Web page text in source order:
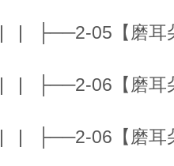
| | ├──2-05【磨耳
| | ├──2-06【磨耳
| | ├──2-06【磨耳